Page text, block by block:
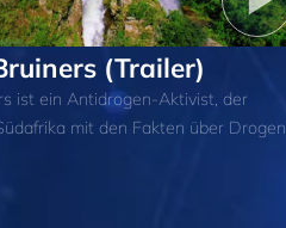
(Trailer)
ist ein Antidrogen-Aktivist, der
mit den Fakten über Drogen